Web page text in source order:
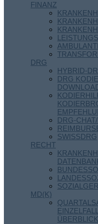
FINANZ
DRG
HYBRID-
DRG
DRG-
SWISSDRG
RECHT
MD(K)
ÜBERBLICK